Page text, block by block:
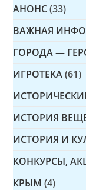
АНОНС (33)
ВАЖНАЯ
ГОРОДА —
ИГРОТЕКА (61)
ИСТОРИЯ
ИСТОРИЯ И
КОНКУРСЫ,
КРЫМ (4)